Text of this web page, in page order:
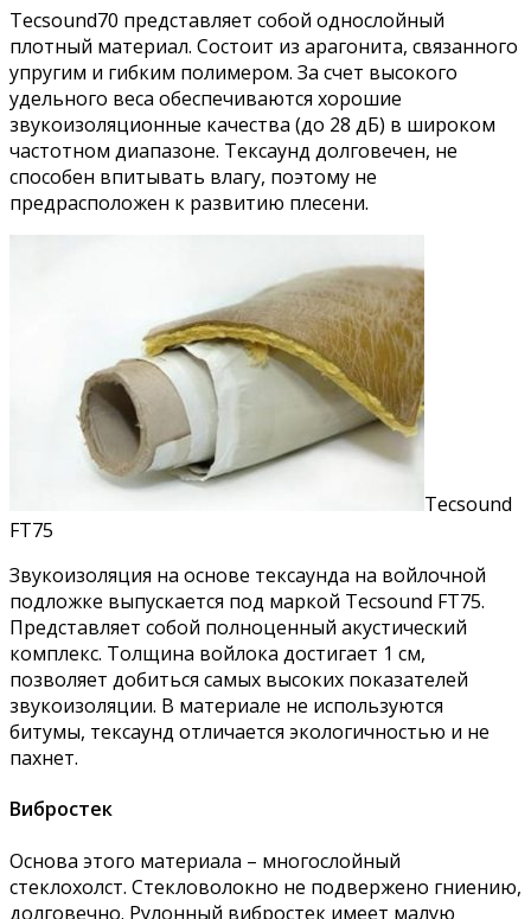
Tecsound70 представляет собой однослойный
плотный материал. Состоит из арагонита, связанного
упругим и гибким полимером. За счет высокого
удельного веса обеспечиваются хорошие
звукоизоляционные качества (до 28 дБ) в широком
частотном диапазоне. Тексаунд долговечен, не
способен впитывать влагу, поэтому не
предрасположен к развитию плесени.
Tecsound
FT75
Звукоизоляция на основе тексаунда на войлочной
подложке выпускается под маркой Tecsound FT75.
Представляет собой полноценный акустический
комплекс. Толщина войлока достигает 1 см,
позволяет добиться самых высоких показателей
звукоизоляции. В материале не используются
битумы, тексаунд отличается экологичностью и не
пахнет.
Вибростек
Основа этого материала – многослойный
стеклохолст. Стекловолокно не подвержено гниению,
долговечно. Рулонный вибростек имеет малую